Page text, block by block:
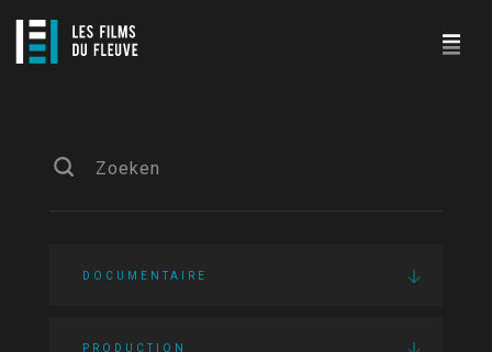
DOCUMENTAIRE
PRODUCTION